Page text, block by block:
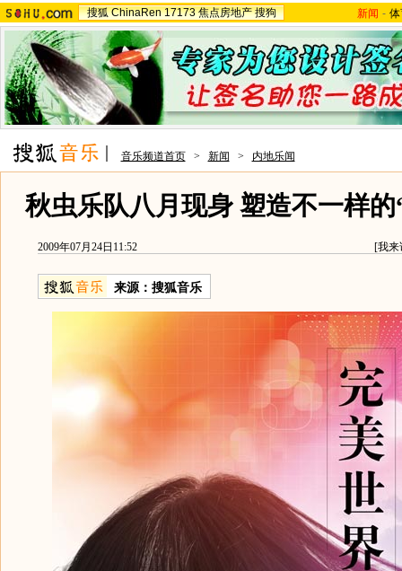
搜狐 ChinaRen 17173 焦点房地产 搜狗 新闻 -
音乐频道首页 > 新闻 > 内地乐闻
秋虫乐队八月现身 塑造不一样
2009年07月24日11:52 [我来
来源： 搜狐音乐